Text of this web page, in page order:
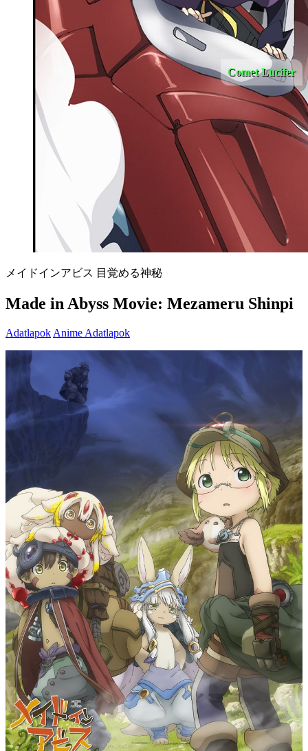
Comet Lucifer
メイドインアビス 目覚める神秘
Made in Abyss Movie: Mezameru Shinpi
Adatlapok Anime Adatlapok